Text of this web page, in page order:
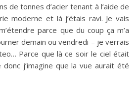
de tonnes d’acier tenant à l’aide de
moderne et là j’étais ravi. Je vais
parce que du coup ça m’a
demain ou vendredi – je verrais
Parce que là ce soir le ciel était
j’imagine que la vue aurait été